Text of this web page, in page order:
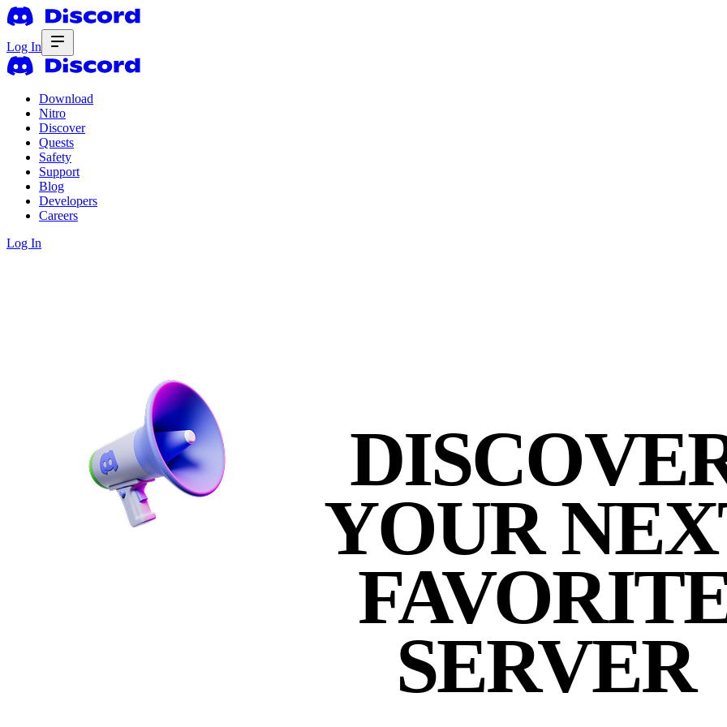
Log In
Download
Nitro
Discover
Quests
Safety
Support
Blog
Developers
Careers
Log In
YOUR
SERVER